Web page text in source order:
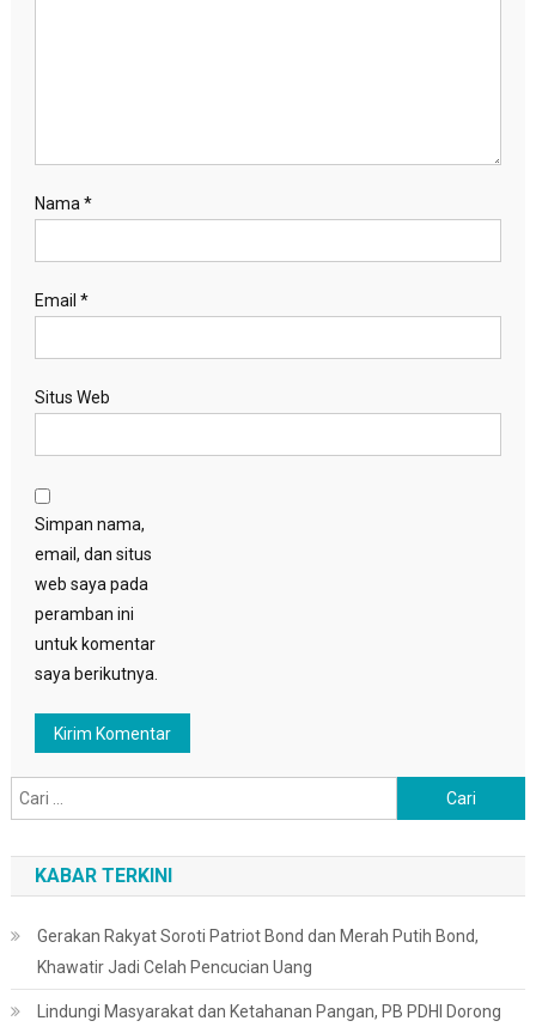
Nama *
Email *
Situs Web
Simpan nama,
email, dan situs
web saya pada
peramban ini
untuk komentar
saya berikutnya.
untuk:
KABAR TERKINI
Gerakan Rakyat Soroti Patriot Bond dan Merah Putih Bond,
Khawatir Jadi Celah Pencucian Uang
Lindungi Masyarakat dan Ketahanan Pangan, PB PDHI Dorong